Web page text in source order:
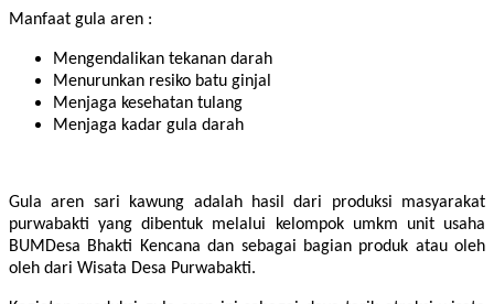
Manfaat gula aren :
Mengendalikan tekanan darah
Menurunkan resiko batu ginjal
Menjaga kesehatan tulang
Menjaga kadar gula darah
Gula aren sari kawung adalah hasil dari produksi masyarakat
purwabakti yang dibentuk melalui kelompok umkm unit usaha
BUMDesa Bhakti Kencana dan sebagai bagian produk atau oleh
oleh dari Wisata Desa Purwabakti.